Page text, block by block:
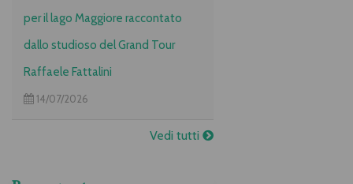
per il lago Maggiore raccontato
dallo studioso del Grand Tour
Raffaele Fattalini
14/07/2026
Vedi tutti